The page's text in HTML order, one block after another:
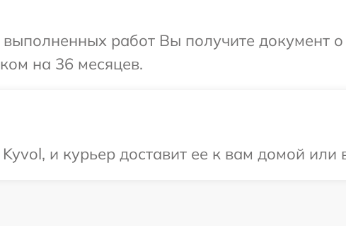
работ Вы получите документ о
на 36 месяцев.
и курьер доставит ее к вам домой или